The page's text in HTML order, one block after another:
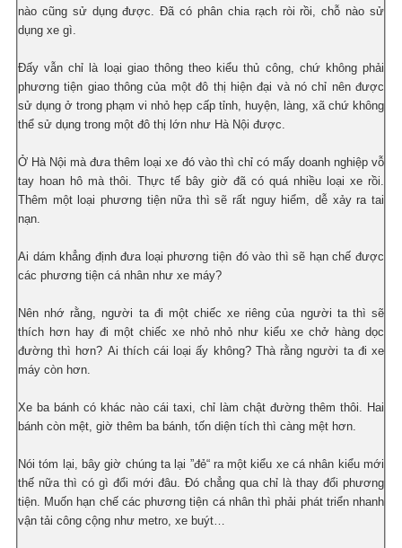
nào cũng sử dụng được. Đã có phân chia rạch ròi rồi, chỗ nào sử
dụng xe gì.
Đấy vẫn chỉ là loại giao thông theo kiểu thủ công, chứ không phải
phương tiện giao thông của một đô thị hiện đại và nó chỉ nên được
sử dụng ở trong phạm vi nhỏ hẹp cấp tỉnh, huyện, làng, xã chứ không
thể sử dụng trong một đô thị lớn như Hà Nội được.
Ở Hà Nội mà đưa thêm loại xe đó vào thì chỉ có mấy doanh nghiệp vỗ
tay hoan hô mà thôi. Thực tế bây giờ đã có quá nhiều loại xe rồi.
Thêm một loại phương tiện nữa thì sẽ rất nguy hiểm, dễ xảy ra tai
nạn.
Ai dám khẳng định đưa loại phương tiện đó vào thì sẽ hạn chế được
các phương tiện cá nhân như xe máy?
Nên nhớ rằng, người ta đi một chiếc xe riêng của người ta thì sẽ
thích hơn hay đi một chiếc xe nhỏ nhỏ như kiểu xe chở hàng dọc
đường thì hơn? Ai thích cái loại ấy không? Thà rằng người ta đi xe
máy còn hơn.
Xe ba bánh có khác nào cái taxi, chỉ làm chật đường thêm thôi. Hai
bánh còn mệt, giờ thêm ba bánh, tốn diện tích thì càng mệt hơn.
Nói tóm lại, bây giờ chúng ta lại ”đẻ“ ra một kiểu xe cá nhân kiểu mới
thế nữa thì có gì đổi mới đâu. Đó chẳng qua chỉ là thay đổi phương
tiện. Muốn hạn chế các phương tiện cá nhân thì phải phát triển nhanh
vận tải công cộng như metro, xe buýt…